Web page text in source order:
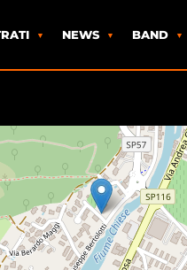
NEWS BAND